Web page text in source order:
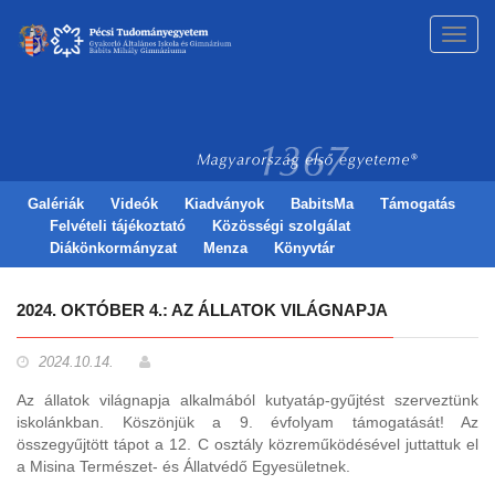
Galériák Videók Kiadványok BabitsMa
Támogatás
Felvételi tájékoztató
Közösségi szolgálat
Diákönkormányzat
Menza Könyvtár
2024. OKTÓBER 4.: AZ ÁLLATOK VILÁGNAPJA
2024.10.14.
Az állatok világnapja alkalmából kutyatáp-gyűjtést szerveztünk
iskolánkban. Köszönjük a 9. évfolyam támogatását! Az
összegyűjtött tápot a 12. C osztály közreműködésével juttattuk el
a Misina Természet- és Állatvédő Egyesületnek.